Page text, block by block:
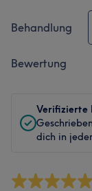
Behandlung
Bewertung
Verifizierte
dich in